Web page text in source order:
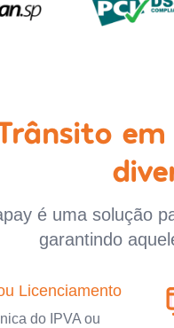
é uma solução
garantindo
Licenciamento
do IPVA ou